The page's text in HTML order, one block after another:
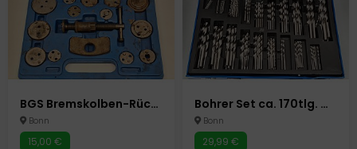
BGS Bremskolben-Rückstell-Satz | 14-tlg. Autowerkzeug Auto Werkzeuge
Bonn
15,00 €
Bohrer Set ca. 170tlg. Metallbohrer 1-10mm Spiralbohrer Holzbohrer
Bonn
29,99 €